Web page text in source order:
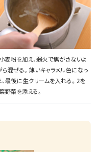
麦粉を加え、弱火で焦がさないよ
混ぜる。薄いキャラメル色になっ
、最後に生クリームを入れる。2を
野菜を添える。